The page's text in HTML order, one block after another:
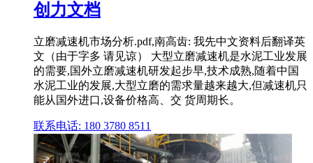
创力文档
立磨减速机市场分析.pdf,南高齿: 我先中文资料后翻译英
文（由于字多 请见谅） 大型立磨减速机是水泥工业发展
的需要,国外立磨减速机研发起步早,技术成熟,随着中国
水泥工业的发展,大型立磨的需求量越来越大,但减速机只
能从国外进口,设备价格高、交 货周期长。
联系电话: 180 3780 8511